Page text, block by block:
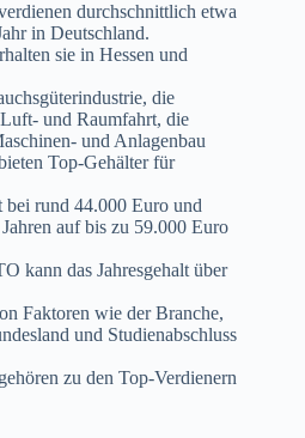
durchschnittlich etwa
in Deutschland.
sie in Hessen und
die
und Raumfahrt, die
und Anlagenbau
Top-Gehälter für
bei rund 44.000 Euro und
auf bis zu 59.000 Euro
kann das Jahresgehalt über
Faktoren wie der Branche,
und Studienabschluss
zu den Top-Verdienern